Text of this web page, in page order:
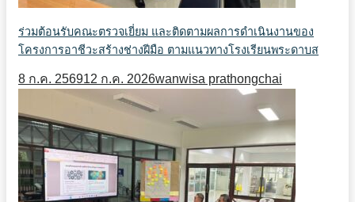
ร่วมต้อนรับคณะตรวจเยี่ยม และติดตามผลการดำเนินงานของ
โครงการอาชีวะสร้างช่างฝีมือ ตามแนวทางโรงเรียนพระดาบส
8 ก.ค. 256912 ก.ค. 2026wanwisa prathongchai